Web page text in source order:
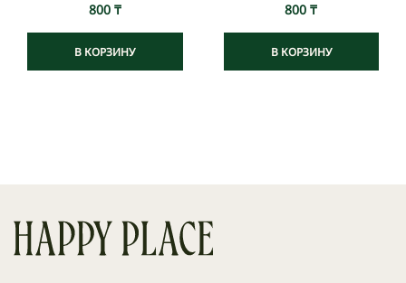
800 ₸
В КОРЗИНУ
800₸
В КОРЗИНУ